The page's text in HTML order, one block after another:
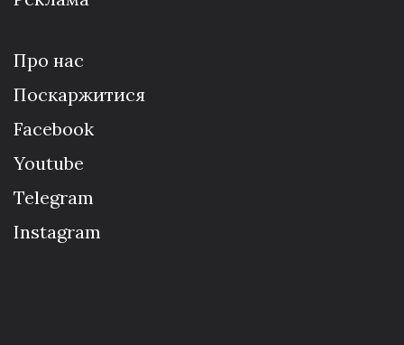
Про нас
Поскаржитися
Facebook
Youtube
Telegram
Instagram